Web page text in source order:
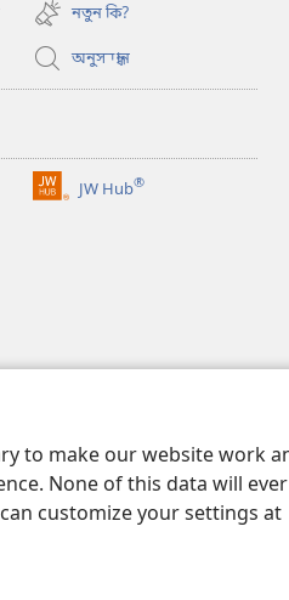
to make our website work
None of this data will ever
can customize your settings at
window)নতুন কি?
অনুসন্ধান
JW Hub®
(opens